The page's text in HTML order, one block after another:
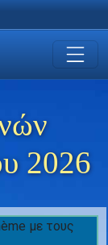
Ακτή
2026